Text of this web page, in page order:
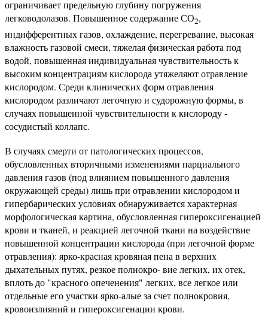
ограничивает предельную глубину погружения
легководолазов. Повышенное содержание СО2,
индифферентных газов, охлаждение, перегревание, высокая
влажность газовой смеси, тяжелая физическая работа под
водой, повышенная индивидуальная чувствительность к
высоким концентрациям кислорода утяжеляют отравление
кислородом. Среди клинических форм отравления
кислородом различают легочную и судорожную формы, в
случаях повышенной чувствительности к кислороду -
сосудистый коллапс.
В случаях смерти от патологических процессов,
обусловленных вторичными изменениями парциального
давления газов (под влиянием повышенного давления
окружающей среды) лишь при отравлении кислородом и
гипербарических условиях обнаруживается характерная
морфологическая картина, обусловленная гипероксигенацией
крови и тканей, и реакцией легочной ткани на воздействие
повышенной концентрации кислорода (при легочной форме
отравления): ярко-красная кровяная пена в верхних
дыхательных путях, резкое полнокро- вие легких, их отек,
вплоть до "красного опеченения" легких, все легкое или
отдельные его участки ярко-алые за счет полнокровия,
кровоизлияний и гипероксигенации крови.